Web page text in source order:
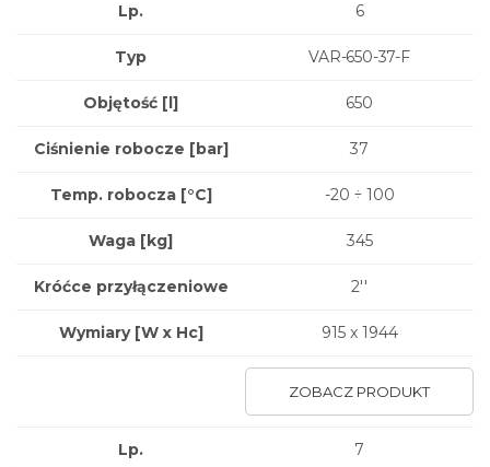
Lp.
Typ
Objętość [l]
Ciśnienie robocze [bar]
Temp. robocza [°C]
Waga [kg]
Króćce przyłączeniowe
Wymiary [W x Hc]
6
VAR-650-37-F
650
37
-20 ÷ 100
345
2''
915 x 1944
ZOBACZ PRODUKT
Lp. 7